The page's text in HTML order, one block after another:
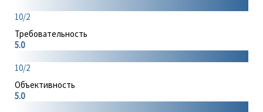
10/2
Требовательность
5.0
10/2
Объективность
5.0